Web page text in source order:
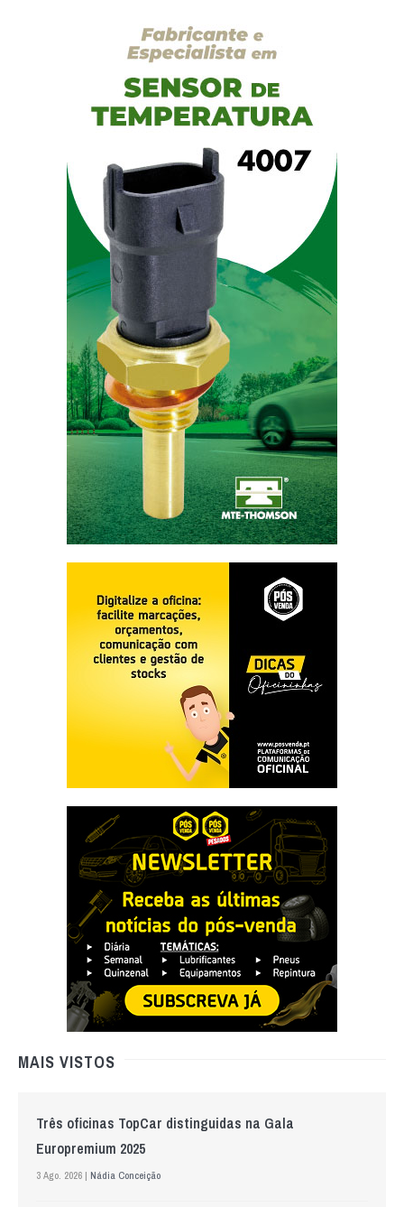
MAIS VISTOS
Três oficinas TopCar distinguidas na Gala
Europremium 2025
3 Ago. 2026 | Nádia Conceição